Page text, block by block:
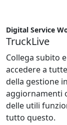
Digital Service
TruckLive
Collega subito
accedere a
della gestione
aggiornamenti
delle utili
tutto questo.